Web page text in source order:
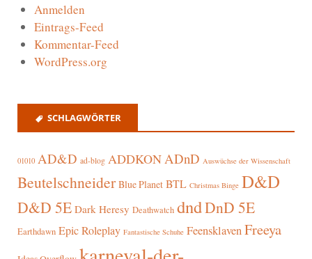
Anmelden
Eintrags-Feed
Kommentar-Feed
WordPress.org
SCHLAGWÖRTER
01010 AD&D ad-blog ADDKONADnD Auswüchse der Wissenschaft
Beutelschneider Blue Planet BTL Christmas Binge D&D
D&D 5E Dark Heresy Deathwatch dndDnD 5E
Earthdawn Epic Roleplay Fantastische Schuhe FeensklavenFreeya